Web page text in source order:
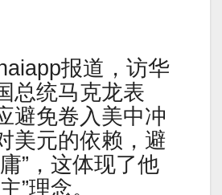
报道，访华
总统马克龙表
避免卷入美中冲
美元的依赖，避
”，这体现了他
”理念。